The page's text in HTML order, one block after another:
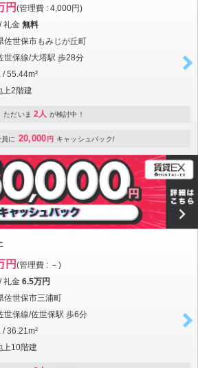
円 (管理費 : 4,000円)
/ 礼金 無料
佐世保市もみじが丘町
世保線/大塔駅 歩28分
/ 55.44m²
上2階建
ただいま 2人 が検討中！
に 20,000 円 キャッシュバック!
円 (管理費 : －)
/ 礼金 6.5万円
佐世保市三浦町
世保線/佐世保駅 歩6分
/ 36.21m²
上10階建